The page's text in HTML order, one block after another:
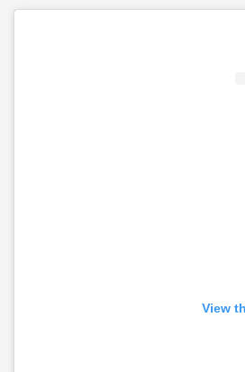
View